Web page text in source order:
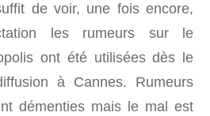
de voir, une fois encore,
les rumeurs sur le
ont été utilisées dès le
à Cannes. Rumeurs
démenties mais le mal est